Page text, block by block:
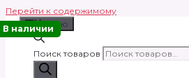
Перейти к содержимому
Меню
Поиск товаров
В наличии